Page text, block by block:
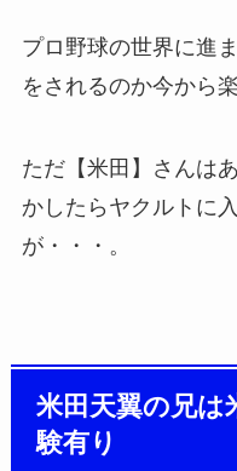
プロ野球の世界に進
をされるのか今から
ただ【米田】さんは
かしたらヤクルトに
が・・・。
米田天翼の兄は
験有り